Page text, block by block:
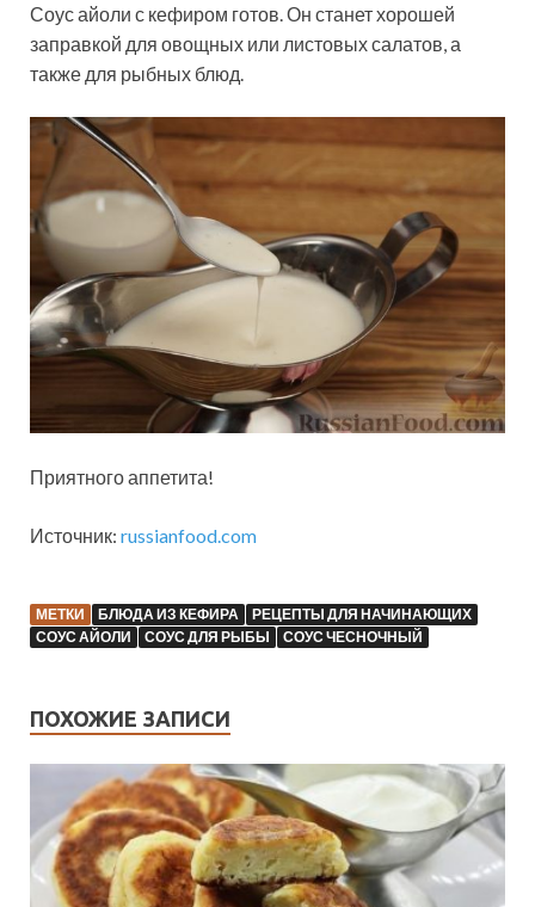
Соус айоли с кефиром готов. Он станет хорошей
заправкой для овощных или листовых салатов, а
также для рыбных блюд.
Приятного аппетита!
Источник: russianfood.com
МЕТКИ БЛЮДА ИЗ КЕФИРА
РЕЦЕПТЫ ДЛЯ НАЧИНАЮЩИХ
СОУС АЙОЛИ
СОУС ДЛЯ РЫБЫ СОУС ЧЕСНОЧНЫЙ
ПОХОЖИЕ ЗАПИСИ